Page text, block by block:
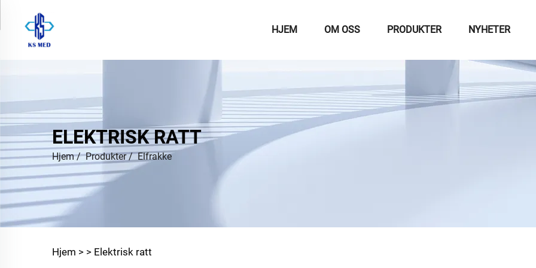
HJEM OM OSS PRODUKTER NYHETER
ELEKTRISK RATT
Hjem/Produkter/Elfrakke
Hjem > > Elektrisk ratt